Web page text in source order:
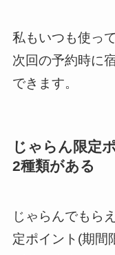
私もいつも使っ
次回の予約時に
できます。
じゃらん限定
2種類がある
じゃらんでもら
定ポイント(期間